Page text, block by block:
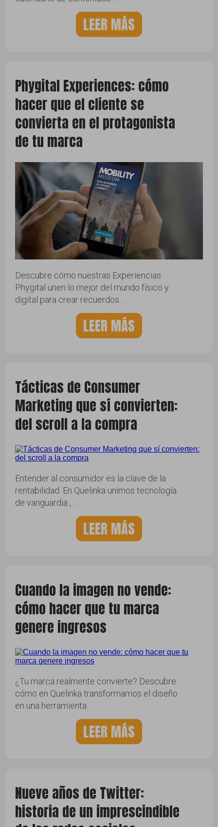
LEER MÁS
Phygital Experiences: cómo
hacer que el cliente se
convierta en el protagonista
de tu marca
Descubre cómo nuestras Experiencias
Phygital unen lo mejor del mundo físico y
digital para crear recuerdos…
LEER MÁS
Tácticas de Consumer
Marketing que sí convierten:
del scroll a la compra
Entender al consumidor es la clave de la
rentabilidad. En Quelinka unimos tecnología
de vanguardia ,…
LEER MÁS
Cuando la imagen no vende:
cómo hacer que tu marca
genere ingresos
¿Tu marca realmente convierte? Descubre
cómo en Quelinka transformamos el diseño
en una herramienta…
LEER MÁS
Nueve años de Twitter:
historia de un imprescindible